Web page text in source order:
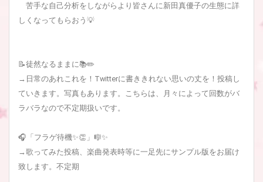
苦手な自己分析をしながらより皆さんに新田真優子の生態に詳
しくなってもらおう💡
📝徒然なるままに📚✏️
→日常のあれこれを！Twitterに書ききれない思いの丈を！投稿し
ていきます。写真もあります。こちらは、月々によって回数がバ
ラバラなので不定期扱いです。
🎧「フラゲ待機✨👏」🎼✨
→歌ってみた投稿、楽曲発表時等に一足先にサンプル版をお届け
致します。不定期